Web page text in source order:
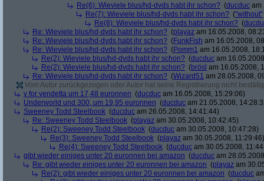
Re(6): Wieviele blus/hd-dvds habt ihr schon? (ducduc am
Re(7): Wieviele blus/hd-dvds habt ihr schon? ("without"
Re(8): Wieviele blus/hd-dvds habt ihr schon? (
Re: Wieviele blus/hd-dvds habt ihr schon? (playaz am 16.05.2008,
Re: Wieviele blus/hd-dvds habt ihr schon? (FunkFish am 16.05.2008,
Re: Wieviele blus/hd-dvds habt ihr schon? (Pomm1 am 16.05.2008,
Re(2): Wieviele blus/hd-dvds habt ihr schon? (ducduc am
Re(2): Wieviele blus/hd-dvds habt ihr schon? (brösl am 16.05.2008,
Re: Wieviele blus/hd-dvds habt ihr schon? (Wizard51 am 28.05.2008,
Vom Autor zurückgezogen oder Autor hat seine Registrierung nicht
v for vendetta um 17,48 euronnen (ducduc am 16.05.2008, 15:29:06)
Underworld und 300, um 19,95 euronnen (ducduc am 21.05.2008,
Sweeney Todd Steelbook (ducduc am 26.05.2008, 14:41:44)
Re: Sweeney Todd Steelbook (playaz am 30.05.2008, 10:42:45)
Re(2): Sweeney Todd Steelbook (ducduc am 30.05.2008, 10:47:28)
Re(3): Sweeney Todd Steelbook (playaz am 30.05.2008, 11:29:46)
Re(4): Sweeney Todd Steelbook (ducduc am 30.05.2008,
gibt wieder einiges unter 20 euronnen bei amazon (ducduc am
Re: gibt wieder einiges unter 20 euronnen bei amazon (playaz am
Re(2): gibt wieder einiges unter 20 euronnen bei amazon (ducduc